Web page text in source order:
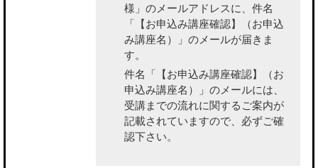
様」のメールアドレスに、件名
「【お申込み講座確認】（お申込
み講座名）」のメールが届きま
す。
件名「【お申込み講座確認】（お
申込み講座名）」のメールには、
受講までの流れに関するご案内が
記載されていますので、必ずご確
認下さい。